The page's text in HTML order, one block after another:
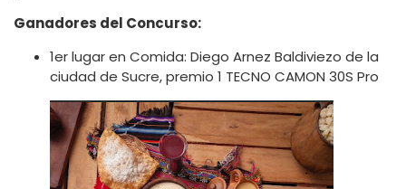
Ganadores del Concurso:
1er lugar en Comida: Diego Arnez Baldiviezo de la
ciudad de Sucre, premio 1 TECNO CAMON 30S Pro